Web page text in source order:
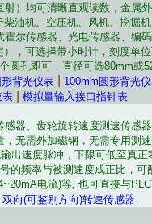
）均可清晰直观读数，金属
柴油机、空压机、风机、挖掘
尔传感器、光电传感器、编
，可选择带小时计，刻度单
圆孔即可，直径可选80mm或
背光仪表 100mm圆形背光
表
模拟量输入接口指针表
器、齿轮旋转速度测速传感
无需外加磁钢，无需专用测
出速度脉冲，下限可低至真
的频率与被测速度成正比，
电流)等, 也可直接与PLC
双向(可鉴别方向)转速传感器